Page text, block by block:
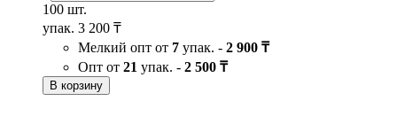
100 шт.
упак. 3 200 ₸
Мелкий опт от 7 упак. - 2 900 ₸
Опт от 21 упак. - 2 500 ₸
В корзину